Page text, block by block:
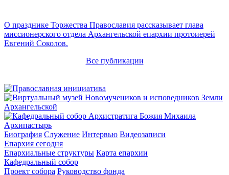
О празднике Торжества Православия рассказывает глава
миссионерского отдела Архангельской епархии протоиерей
Евгений Соколов.
Все публикации
Архипастырь
Биография Служение Интервью Видеозаписи
Епархия сегодня
Епархиальные структуры Карта епархии
Кафедральный собор
Проект собора Руководство фонда